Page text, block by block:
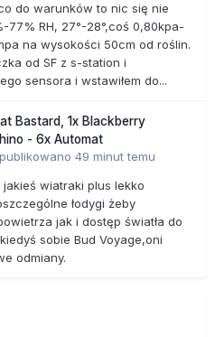
do warunków to nic się nie
77% RH, 27°-28°,coś 0,80kpa-
na wysokości 50cm od roślin.
od SF z s-station i
sensora i wstawiłem do...
Bastard, 1x Blackberry
- 6x Automat
49 minut temu
jakieś wiatraki plus lekko
łodygi żeby
jak i dostęp światła do
sobie Bud Voyage,oni
odmiany.